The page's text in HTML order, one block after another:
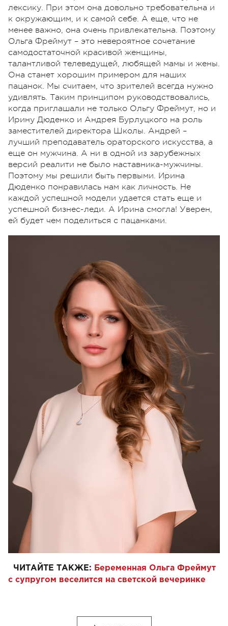
лексику. При этом она довольно требовательна и
к окружающим, и к самой себе. А еще, что не
менее важно, она очень привлекательна. Поэтому
Ольга Фреймут – это невероятное сочетание
самодостаточной красивой женщины,
талантливой телеведущей, любящей мамы и жены.
Она станет хорошим примером для наших
пацанок. Мы считаем, что зрителей всегда нужно
удивлять. Таким принципом руководствовались,
когда приглашали не только Ольгу Фреймут, но и
Ирину Дюденко и Андрея Бурлуцкого на роль
заместителей директора Школы. Андрей –
лучший преподаватель ораторского искусства, а
еще он мужчина. А ни в одной из зарубежных
версий реалити не было наставника-мужчины.
Поэтому мы решили быть первыми. Ирина
Дюденко понравилась нам как личность. Не
каждой успешной модели удается стать еще и
успешной бизнес-леди. А Ирина смогла! Уверен,
ей будет чем поделиться с пацанками.
ЧИТАЙТЕ ТАКЖЕ: Беременная Ольга Фреймут
с супругом веселится на светской вечеринке